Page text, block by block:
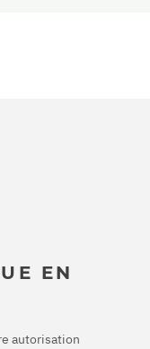
EN
autorisation